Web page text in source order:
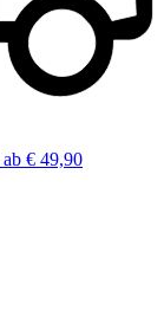
ab € 49,90